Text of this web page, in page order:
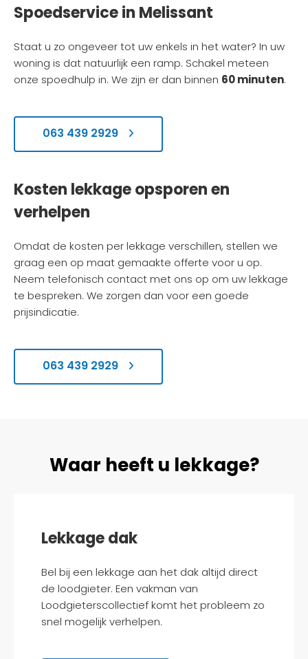
Spoedservice in Melissant
Staat u zo ongeveer tot uw enkels in het water? In uw
woning is dat natuurlijk een ramp. Schakel meteen
onze spoedhulp in. We zijn er dan binnen 60 minuten.
063 439 2929
Kosten lekkage opsporen en
verhelpen
Omdat de kosten per lekkage verschillen, stellen we
graag een op maat gemaakte offerte voor u op.
Neem telefonisch contact met ons op om uw lekkage
te bespreken. We zorgen dan voor een goede
prijsindicatie.
063 439 2929
Waar heeft u lekkage?
Lekkage dak
Bel bij een lekkage aan het dak altijd direct
de loodgieter. Een vakman van
Loodgieterscollectief komt het probleem zo
snel mogelijk verhelpen.